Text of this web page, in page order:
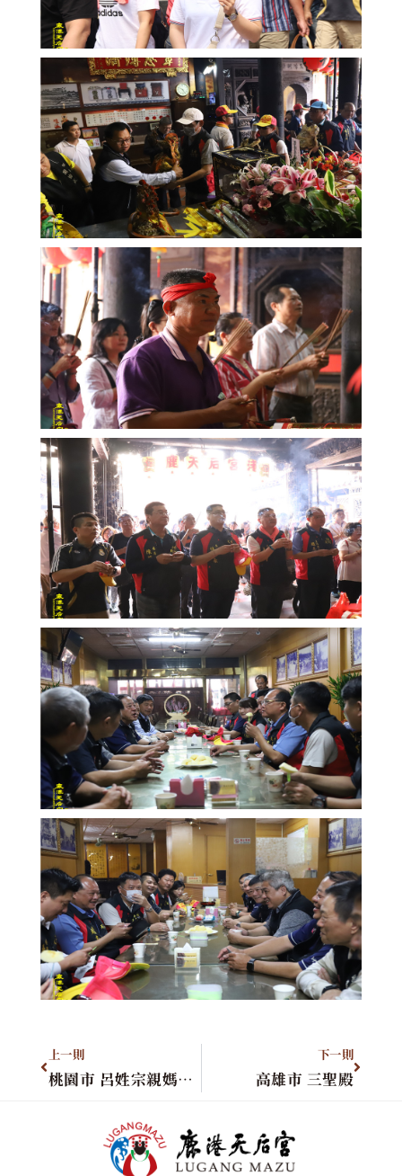
上一則
桃園市 呂姓宗親媽祖會
下一則
高雄市 三聖殿